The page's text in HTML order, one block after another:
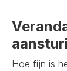
Hoe fijn is